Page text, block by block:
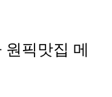
픽맛집 메